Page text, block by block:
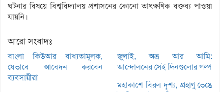
ঘটনার বিষয়ে বিশ্ববিদ্যালয় প্রশাসনের কোনো তাৎক্ষণিক বক্তব্য পাওয়া
যায়নি।
আরো সংবাদঃ
বাংলা কিউআর বাধ্যতামূলক,
যেভাবে আবেদন করবেন
ব্যবসায়ীরা
জুলাই, অভ্র আর আমি:
আন্দোলনের সেই দিনগুলোর গল্প
মহাকাশে বিরল দৃশ্য, গ্রহাণু ভেঙে